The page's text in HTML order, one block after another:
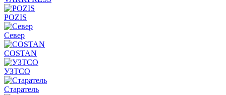
POZIS
Север
COSTAN
УЗТСО
Старатель